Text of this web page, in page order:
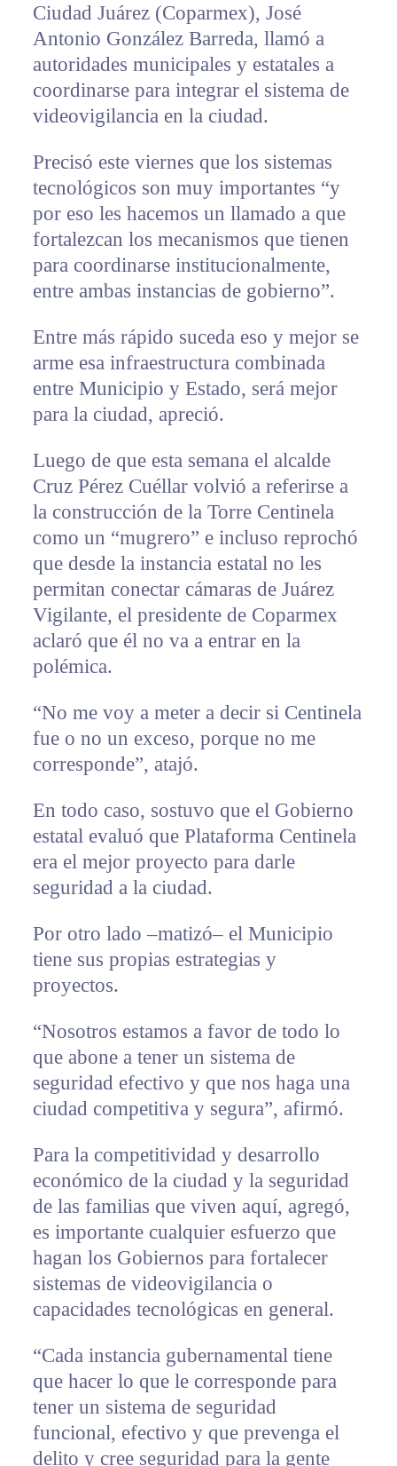
Ciudad Juárez (Coparmex), José
Antonio González Barreda, llamó a
autoridades municipales y estatales a
coordinarse para integrar el sistema de
videovigilancia en la ciudad.
Precisó este viernes que los sistemas
tecnológicos son muy importantes “y
por eso les hacemos un llamado a que
fortalezcan los mecanismos que tienen
para coordinarse institucionalmente,
entre ambas instancias de gobierno”.
Entre más rápido suceda eso y mejor se
arme esa infraestructura combinada
entre Municipio y Estado, será mejor
para la ciudad, apreció.
Luego de que esta semana el alcalde
Cruz Pérez Cuéllar volvió a referirse a
la construcción de la Torre Centinela
como un “mugrero” e incluso reprochó
que desde la instancia estatal no les
permitan conectar cámaras de Juárez
Vigilante, el presidente de Coparmex
aclaró que él no va a entrar en la
polémica.
“No me voy a meter a decir si Centinela
fue o no un exceso, porque no me
corresponde”, atajó.
En todo caso, sostuvo que el Gobierno
estatal evaluó que Plataforma Centinela
era el mejor proyecto para darle
seguridad a la ciudad.
Por otro lado –matizó– el Municipio
tiene sus propias estrategias y
proyectos.
“Nosotros estamos a favor de todo lo
que abone a tener un sistema de
seguridad efectivo y que nos haga una
ciudad competitiva y segura”, afirmó.
Para la competitividad y desarrollo
económico de la ciudad y la seguridad
de las familias que viven aquí, agregó,
es importante cualquier esfuerzo que
hagan los Gobiernos para fortalecer
sistemas de videovigilancia o
capacidades tecnológicas en general.
“Cada instancia gubernamental tiene
que hacer lo que le corresponde para
tener un sistema de seguridad
funcional, efectivo y que prevenga el
delito y cree seguridad para la gente